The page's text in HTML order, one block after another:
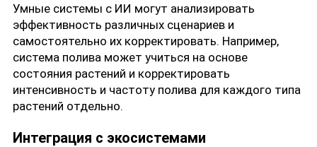
Умные системы с ИИ могут анализировать
эффективность различных сценариев и
самостоятельно их корректировать. Например,
система полива может учиться на основе
состояния растений и корректировать
интенсивность и частоту полива для каждого типа
растений отдельно.
Интеграция с экосистемами